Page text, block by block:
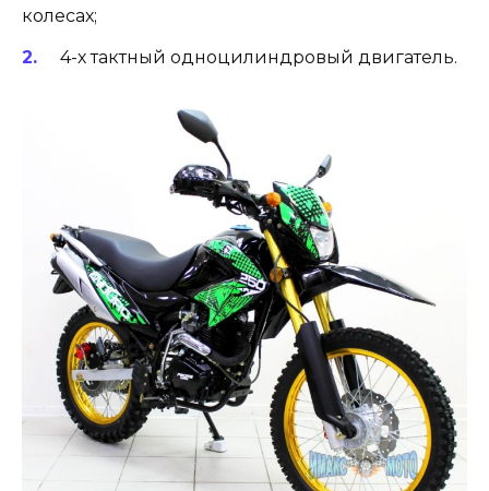
колесах;
4-х тактный одноцилиндровый двигатель.